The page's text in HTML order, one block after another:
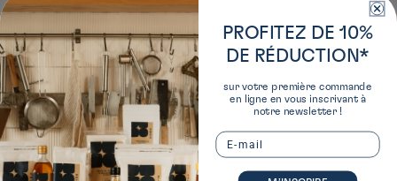
PROFITEZ DE 10%
DE RÉDUCTION*
sur votre première commande
en ligne en vous inscrivant à
notre newsletter !
Email